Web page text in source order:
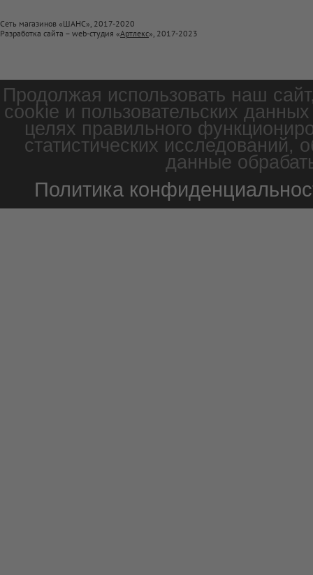
Сеть магазинов «ШАНС», 2017-2020
Разработка сайта – web-студия «Артлекс», 2017-2023
Продолжая использовать наш
cookie и пользовательских
целях правильного
статистических
данные
Политика